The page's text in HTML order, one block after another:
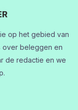
op het gebied van
over beleggen en
de redactie en we